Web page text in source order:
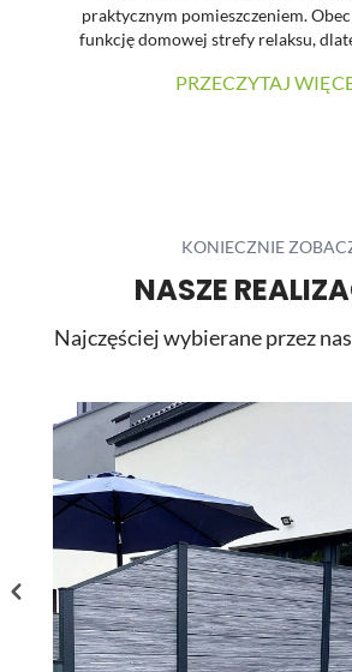
praktycznym pomieszczeniem.
funkcję domowej strefy relaksu,
materiałów oraz łatwość
PRZECZYTAJ
KONIECZNIE
NASZE
Najczęściej wybierane przez